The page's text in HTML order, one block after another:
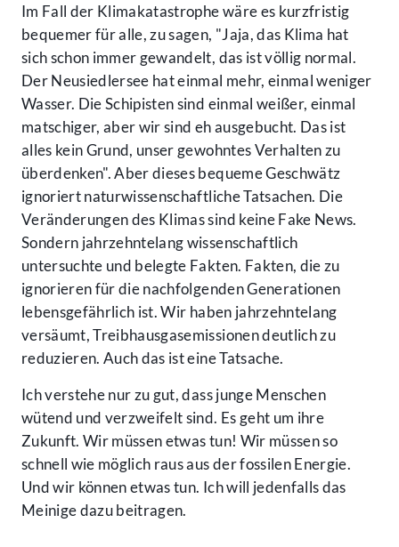
Im Fall der Klimakatastrophe wäre es kurzfristig
bequemer für alle, zu sagen, "Jaja, das Klima hat
sich schon immer gewandelt, das ist völlig normal.
Der Neusiedlersee hat einmal mehr, einmal weniger
Wasser. Die Schipisten sind einmal weißer, einmal
matschiger, aber wir sind eh ausgebucht. Das ist
alles kein Grund, unser gewohntes Verhalten zu
überdenken". Aber dieses bequeme Geschwätz
ignoriert naturwissenschaftliche Tatsachen. Die
Veränderungen des Klimas sind keine Fake News.
Sondern jahrzehntelang wissenschaftlich
untersuchte und belegte Fakten. Fakten, die zu
ignorieren für die nachfolgenden Generationen
lebensgefährlich ist. Wir haben jahrzehntelang
versäumt, Treibhausgasemissionen deutlich zu
reduzieren. Auch das ist eine Tatsache.
Ich verstehe nur zu gut, dass junge Menschen
wütend und verzweifelt sind. Es geht um ihre
Zukunft. Wir müssen etwas tun! Wir müssen so
schnell wie möglich raus aus der fossilen Energie.
Und wir können etwas tun. Ich will jedenfalls das
Meinige dazu beitragen.